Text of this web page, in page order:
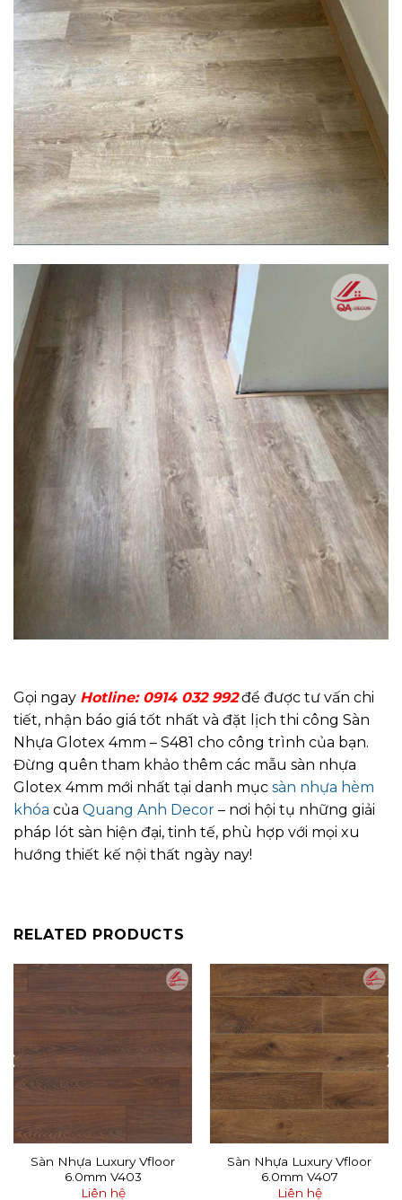
Gọi ngay Hotline: 0914 032 992để được tư vấn chi
tiết, nhận báo giá tốt nhất và đặt lịch thi công Sàn
Nhựa Glotex 4mm – S481 cho công trình của bạn.
Đừng quên tham khảo thêm các mẫu sàn nhựa
Glotex 4mm mới nhất tại danh mục sàn nhựa hèm
khóa của Quang Anh Decor – nơi hội tụ những giải
pháp lót sàn hiện đại, tinh tế, phù hợp với mọi xu
hướng thiết kế nội thất ngày nay!
RELATED PRODUCTS
Sàn Nhựa Luxury Vfloor
6.0mm V403
Liên hệ
Sàn Nhựa Luxury Vfloor
6.0mm V407
Liên hệ